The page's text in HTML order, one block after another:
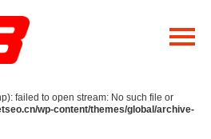
failed to open stream: No such file or
wp-content/themes/global/archive-